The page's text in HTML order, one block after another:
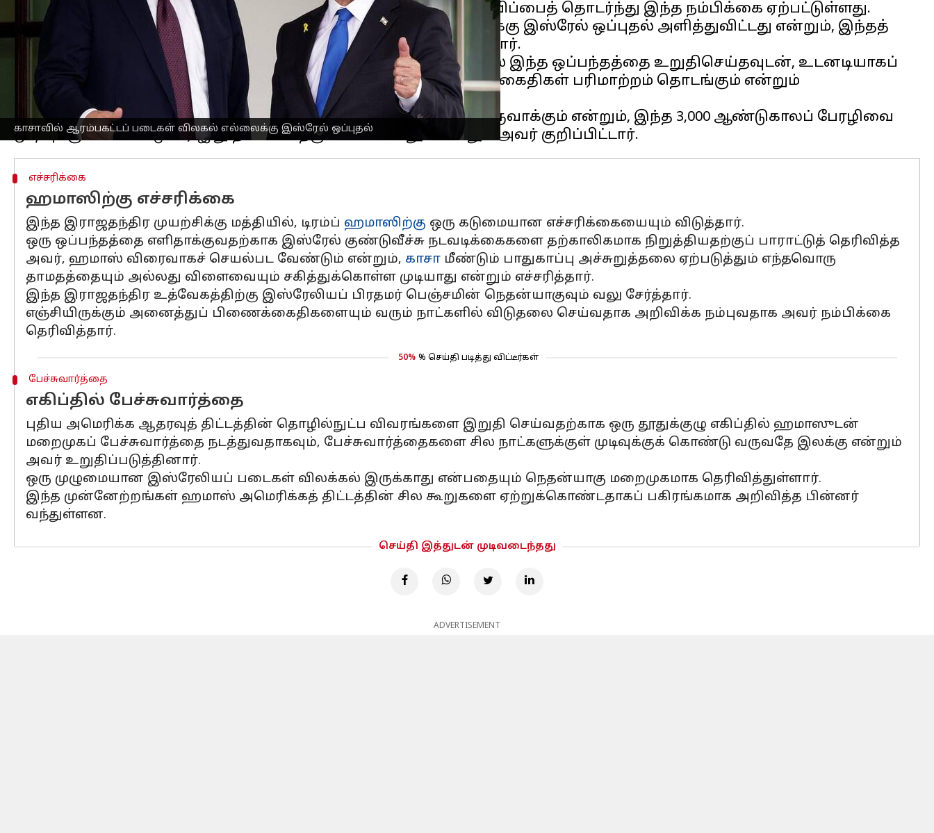
காசாவில் ஆரம்பகட்டப் படைகள் விலகல் எல்லைக்கு இஸ்ரேல் ஒப்புதல்
அமெரிக்க ஜனாதிபதி
டொனால்ட் டிரம்ப்வெளியிட்ட முக்கிய அறிவிப்பைத் தொடர்ந்து இந்த நம்பிக்கை ஏற்பட்டுள்ளது.
காசாவிலிருந்து படைகளை விலக்குவதற்கான ஆரம்பகட்ட எல்லைக்கு இஸ்ரேல் ஒப்புதல் அளித்துவிட்டது என்றும், இந்தத்
திட்டம் ஹமாஸிடம் பகிரப்பட்டுள்ளது என்றும் டிரம்ப் தெரிவித்துள்ளார்.
ட்ரூத் சோஷியல் தளத்தில் பதிவிட்டுள்ள ஜனாதிபதி டிரம்ப், ஹமாஸ் இந்த ஒப்பந்தத்தை உறுதிசெய்தவுடன், உடனடியாகப்
போர்நிறுத்தம் அமலுக்கு வரும் என்றும், பிணைக்கைதிகள் மற்றும் கைதிகள் பரிமாற்றம் தொடங்கும் என்றும்
உறுதிப்படுத்தினார்.
இதுவே, அடுத்தகட்ட படைகள் விலக்கலுக்கான நிலைமைகளை உருவாக்கும் என்றும், இந்த 3,000 ஆண்டுகாலப் பேரழிவை
எச்சரிக்கை
ஹமாஸிற்கு எச்சரிக்கை
இந்த இராஜதந்திர முயற்சிக்கு மத்தியில், டிரம்ப் ஹமாஸிற்கு ஒரு கடுமையான எச்சரிக்கையையும் விடுத்தார்.
ஒரு ஒப்பந்தத்தை எளிதாக்குவதற்காக இஸ்ரேல் குண்டுவீச்சு நடவடிக்கைகளை தற்காலிகமாக நிறுத்தியதற்குப் பாராட்டுத் தெரிவித்த
அவர், ஹமாஸ் விரைவாகச் செயல்பட வேண்டும் என்றும், காசா மீண்டும் பாதுகாப்பு அச்சுறுத்தலை ஏற்படுத்தும் எந்தவொரு
தாமதத்தையும் அல்லது விளைவையும் சகித்துக்கொள்ள முடியாது என்றும் எச்சரித்தார்.
இந்த இராஜதந்திர உத்வேகத்திற்கு இஸ்ரேலியப் பிரதமர் பெஞ்சமின் நெதன்யாகுவும் வலு சேர்த்தார்.
எஞ்சியிருக்கும் அனைத்துப் பிணைக்கைதிகளையும் வரும் நாட்களில் விடுதலை செய்வதாக அறிவிக்க நம்புவதாக அவர் நம்பிக்கை
தெரிவித்தார்.
50% % செய்தி படித்து விட்டீர்கள்
பேச்சுவார்த்தை
எகிப்தில் பேச்சுவார்த்தை
புதிய அமெரிக்க ஆதரவுத் திட்டத்தின் தொழில்நுட்ப விவரங்களை இறுதி செய்வதற்காக ஒரு தூதுக்குழு எகிப்தில் ஹமாஸுடன்
மறைமுகப் பேச்சுவார்த்தை நடத்துவதாகவும், பேச்சுவார்த்தைகளை சில நாட்களுக்குள் முடிவுக்குக் கொண்டு வருவதே இலக்கு என்றும்
அவர் உறுதிப்படுத்தினார்.
ஒரு முழுமையான இஸ்ரேலியப் படைகள் விலக்கல் இருக்காது என்பதையும் நெதன்யாகு மறைமுகமாக தெரிவித்துள்ளார்.
இந்த முன்னேற்றங்கள் ஹமாஸ் அமெரிக்கத் திட்டத்தின் சில கூறுகளை ஏற்றுக்கொண்டதாகப் பகிரங்கமாக அறிவித்த பின்னர்
வந்துள்ளன.
செய்தி இத்துடன் முடிவடைந்தது
ADVERTISEMENT